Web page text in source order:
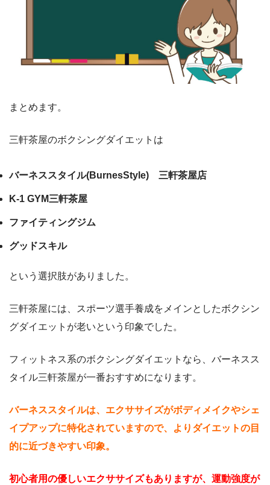
まとめます。
三軒茶屋のボクシングダイエットは
バーネススタイル(BurnesStyle) 三軒茶屋店
K-1 GYM三軒茶屋
ファイティングジム
グッドスキル
という選択肢がありました。
三軒茶屋には、スポーツ選手養成をメインとしたボクシン
グダイエットが老いという印象でした。
フィットネス系のボクシングダイエットなら、バーネスス
タイル三軒茶屋が一番おすすめになります。
バーネススタイルは、エクササイズがボディメイクやシェ
イプアップに特化されていますので、よりダイエットの目
的に近づきやすい印象。
初心者用の優しいエクササイズもありますが、運動強度が